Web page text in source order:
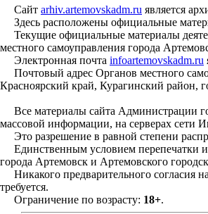
Сайт arhiv.artemovskadm.ru является
Здесь расположены официальные
Текущие официальные материалы
местного самоуправления города
Электронная почта infoartemovskadm.ru
Почтовый адрес Органов местного
Красноярский край, Курагинский район,
Все материалы сайта Администрации
массовой информации, на серверах сети
Это разрешение в равной степени
Единственным условием перепечатки и
города Артемовск и Артемовского
Никакого предварительного согласия
требуется.
Ограничение по возрасту: 18+.